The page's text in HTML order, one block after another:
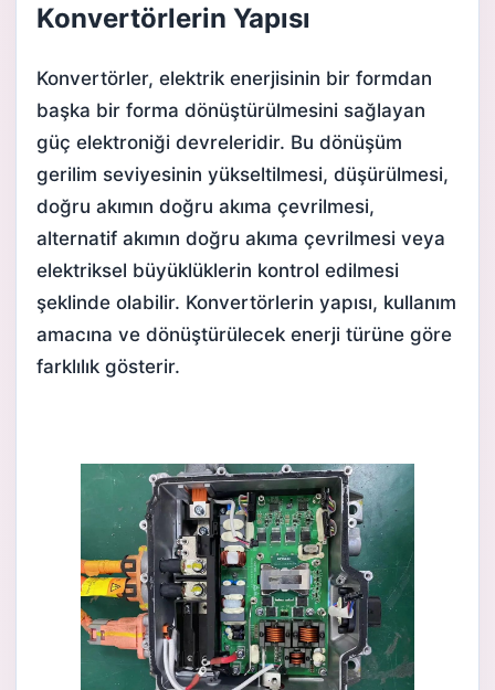
Konvertörlerin Yapısı
Konvertörler, elektrik enerjisinin bir formdan
başka bir forma dönüştürülmesini sağlayan
güç elektroniği devreleridir. Bu dönüşüm
gerilim seviyesinin yükseltilmesi, düşürülmesi,
doğru akımın doğru akıma çevrilmesi,
alternatif akımın doğru akıma çevrilmesi veya
elektriksel büyüklüklerin kontrol edilmesi
şeklinde olabilir. Konvertörlerin yapısı, kullanım
amacına ve dönüştürülecek enerji türüne göre
farklılık gösterir.